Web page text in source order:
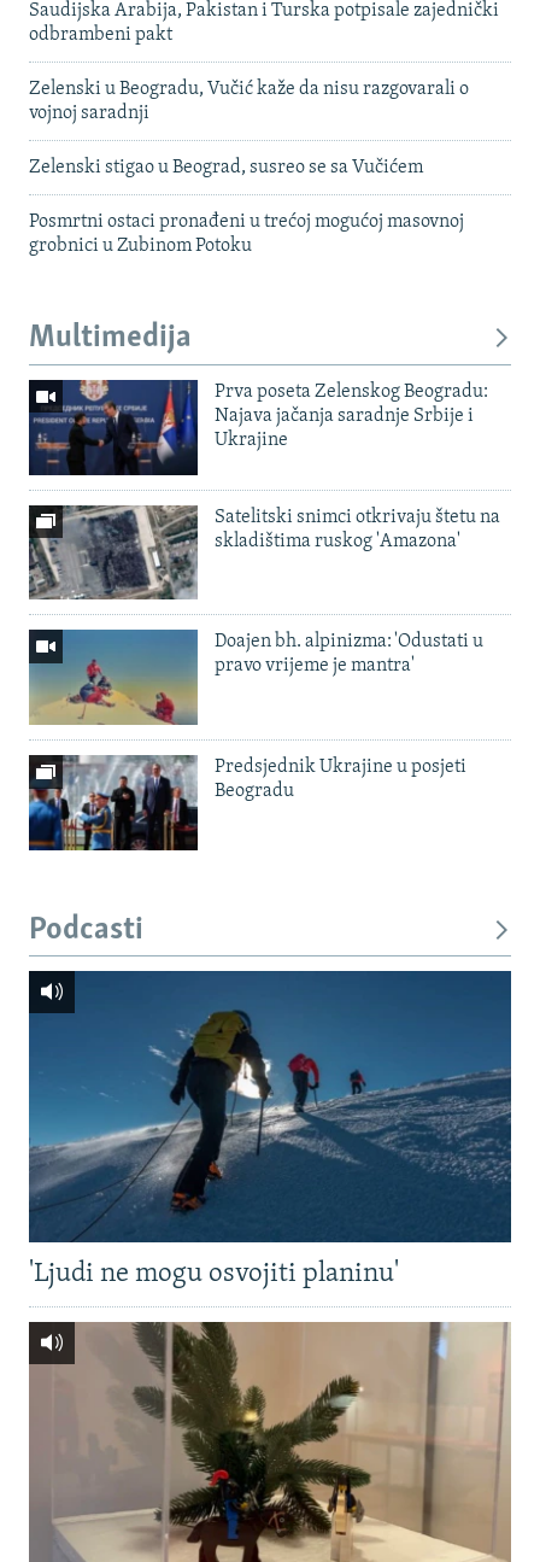
Saudijska Arabija, Pakistan i Turska potpisale zajednički
odbrambeni pakt
Zelenski u Beogradu, Vučić kaže da nisu razgovarali o
vojnoj saradnji
Zelenski stigao u Beograd, susreo se sa Vučićem
Posmrtni ostaci pronađeni u trećoj mogućoj masovnoj
grobnici u Zubinom Potoku
Multimedija
Prva poseta Zelenskog Beogradu:
Najava jačanja saradnje Srbije i
Ukrajine
Satelitski snimci otkrivaju štetu na
skladištima ruskog 'Amazona'
Doajen bh. alpinizma: 'Odustati u
pravo vrijeme je mantra'
Predsjednik Ukrajine u posjeti
Beogradu
Podcasti
'Ljudi ne mogu osvojiti planinu'